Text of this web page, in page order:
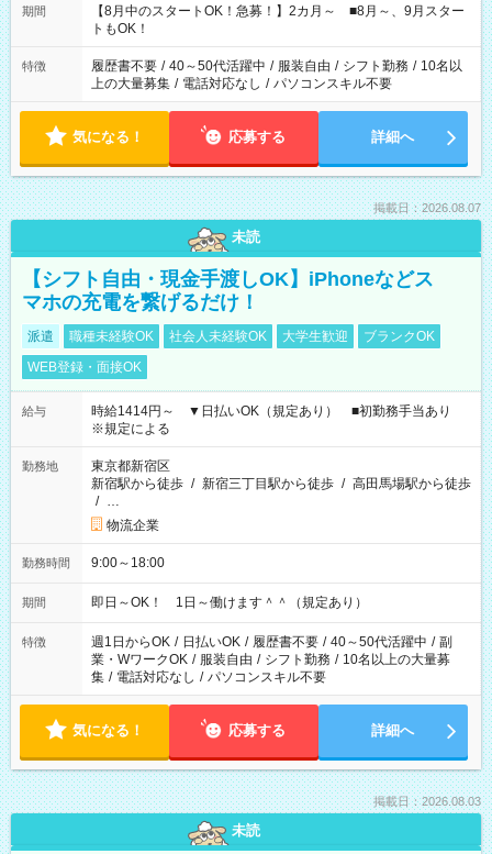
「できれば残業はしたくない」 など、ご希望を教えてください
ね。 ※Wワーク希望の方へ 今ご覧のお仕事で希望する勤務時間
と、もう1つのお仕事の勤務時間。 合計で週40時間を超える場
合は応募できません。
期間
【8月中のスタートOK！急募！】2カ月～ ■8月～、9月スター
トもOK！
特徴 履歴書不要 / 40～50代活躍中 / 服装自由 / シフト勤務 / 10名以
上の大量募集 / 電話対応なし / パソコンスキル不要
気になる！ 応募する 詳細へ
掲載日：2026.08.07
未読
【シフト自由・現金手渡しOK】iPhoneなどス
マホの充電を繋げるだけ！
派遣 職種未経験OK 社会人未経験OK 大学生歓迎
ブランクOK
WEB登録・面接OK
給与
時給1414円～ ▼日払いOK（規定あり） ■初勤務手当あり
※規定による
勤務地
東京都新宿区
新宿駅から徒歩 / 新宿三丁目駅から徒歩 / 高田馬場駅から徒歩
/ …
物流企業
勤務時間 9:00～18:00
期間 即日～OK！ 1日～働けます＾＾（規定あり）
特徴 週1日からOK / 日払いOK / 履歴書不要 / 40～50代活躍中 / 副
業・WワークOK / 服装自由 / シフト勤務 / 10名以上の大量募
集 / 電話対応なし / パソコンスキル不要
気になる！ 応募する 詳細へ
掲載日：2026.08.03
未読